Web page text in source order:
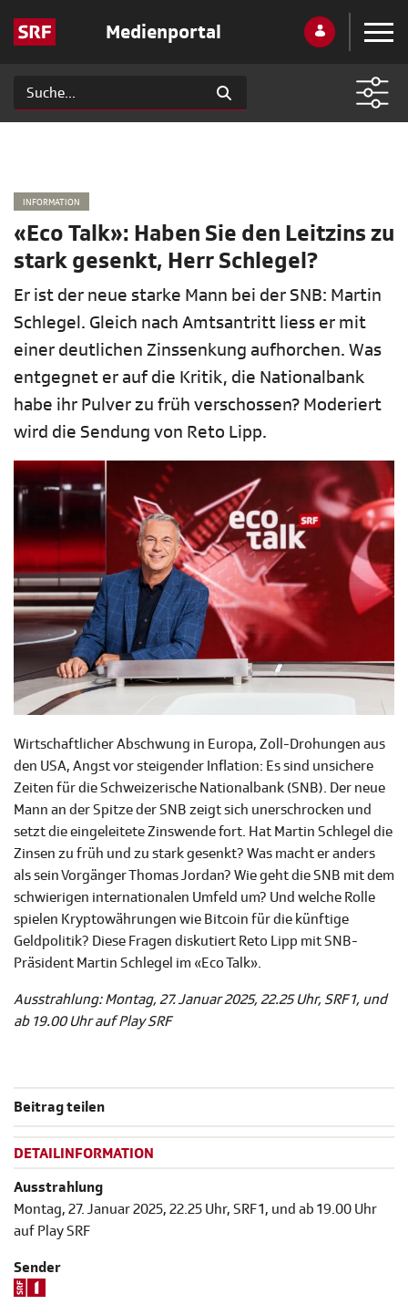
Medienportal
INFORMATION
«Eco Talk»: Haben Sie den Leitzins zu
stark gesenkt, Herr Schlegel?
Er ist der neue starke Mann bei der SNB: Martin
Schlegel. Gleich nach Amtsantritt liess er mit
einer deutlichen Zinssenkung aufhorchen. Was
entgegnet er auf die Kritik, die Nationalbank
habe ihr Pulver zu früh verschossen? Moderiert
wird die Sendung von Reto Lipp.
Wirtschaftlicher Abschwung in Europa, Zoll-Drohungen aus
den USA, Angst vor steigender Inflation: Es sind unsichere
Zeiten für die Schweizerische Nationalbank (SNB). Der neue
Mann an der Spitze der SNB zeigt sich unerschrocken und
setzt die eingeleitete Zinswende fort. Hat Martin Schlegel die
Zinsen zu früh und zu stark gesenkt? Was macht er anders
als sein Vorgänger Thomas Jordan? Wie geht die SNB mit dem
schwierigen internationalen Umfeld um? Und welche Rolle
spielen Kryptowährungen wie Bitcoin für die künftige
Geldpolitik? Diese Fragen diskutiert Reto Lipp mit SNB-
Präsident Martin Schlegel im «Eco Talk».
Ausstrahlung: Montag, 27. Januar 2025, 22.25 Uhr, SRF 1, und
ab 19.00 Uhr auf Play SRF
Beitrag teilen
DETAILINFORMATION
Ausstrahlung
Montag, 27. Januar 2025, 22.25 Uhr, SRF 1, und ab 19.00 Uhr
auf Play SRF
Sender